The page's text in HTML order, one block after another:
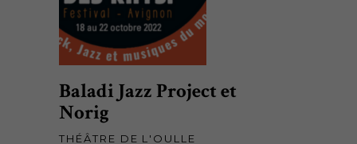
Baladi Jazz Project et
Norig
THÉÂTRE DE L'OULLE